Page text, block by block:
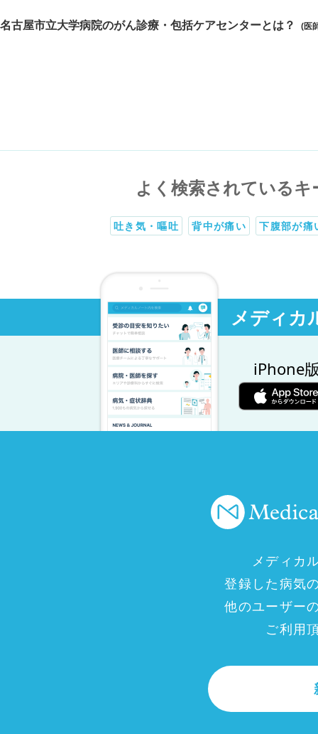
名古屋市立大学病院のがん診療・包括ケアセンターとは？ (医
よく検索されているキ
吐き気・嘔吐 背中が痛い 下腹部が痛
メディカ
iPhone
メディカ
登録した病気
他のユーザー
ご利用